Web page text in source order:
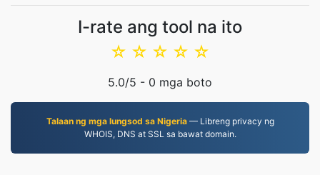
I-rate ang tool na ito
☆
☆
☆
☆
☆
5.0/5 - 0 mga boto
Talaan ng mga lungsod sa Nigeria— Libreng privacy ng
WHOIS, DNS at SSL sa bawat domain.